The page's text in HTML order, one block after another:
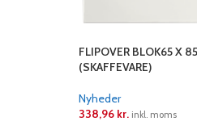
FLIPOVER BLOK65 X
(SKAFFEVARE)
Nyheder
338,96 kr. inkl. moms